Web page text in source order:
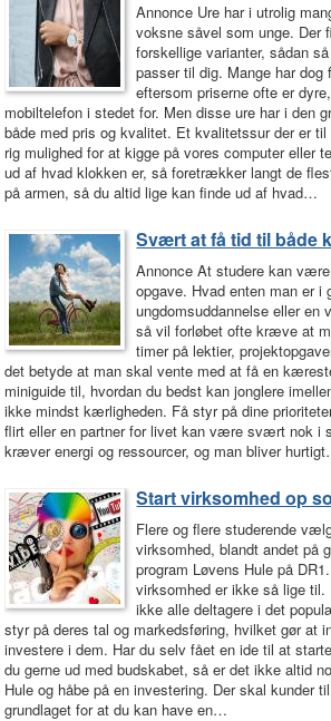
Annonce Ure har i utrolig
voksne såvel som unge. Der
forskellige varianter, sådan
passer til dig. Mange har
eftersom priserne ofte er
mobiltelefon i stedet for. Men disse ure har i den
både med pris og kvalitet. Et kvalitetssur der er
rig mulighed for at kigge på vores computer eller
ud af hvad klokken er, så foretrækker langt de
på armen, så du altid lige kan finde ud af hvad…
Svært at få tid til
Annonce At studere kan
opgave. Hvad enten man er i
ungdomsuddannelse eller en
så vil forløbet ofte kræve at
timer på lektier,
det betyde at man skal vente med at få en
miniguide til, hvordan du bedst kan jonglere
ikke mindst kærligheden. Få styr på dine
flirt eller en partner for livet kan være svært nok i
kræver energi og ressourcer, og man bliver
Start virksomhed op
Flere og flere studerende
virksomhed, blandt andet på
program Løvens Hule på
virksomhed er ikke så lige
ikke alle deltagere i det
styr på deres tal og markedsføring, hvilket gør at
investere i dem. Har du selv fået en ide til at
du gerne ud med budskabet, så er det ikke altid
Hule og håbe på en investering. Der skal kunder
grundlaget for at du kan have en…